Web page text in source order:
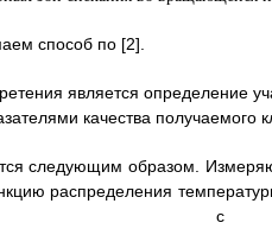
способ по [2].
является определение
качества получаемого
следующим образом.
распределения
с